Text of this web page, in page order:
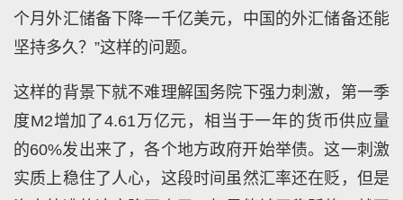
个月外汇储备下降一千亿美元，中国的外汇储备还能
坚持多久？”这样的问题。
这样的背景下就不难理解国务院下强力刺激，第一季
度M2增加了4.61万亿元，相当于一年的货币供应量
的60%发出来了，各个地方政府开始举债。这一刺激
实质上稳住了人心，这段时间虽然汇率还在贬，但是